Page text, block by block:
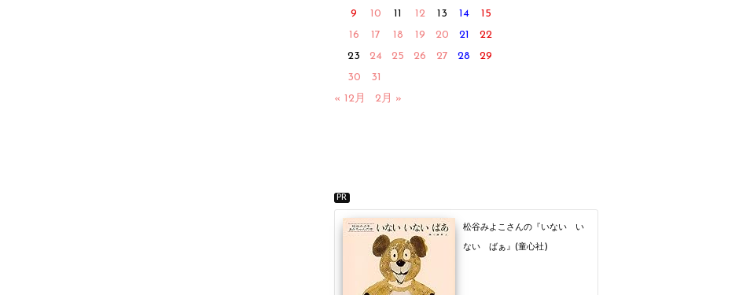
9
10 11 12 13 14
15
16
17 18 19 20 21
22
23
24 25 26 27 28
29
30
31
« 12月
2月 »
PR
松谷みよこさんの『いない い
ない ばぁ』(童心社)